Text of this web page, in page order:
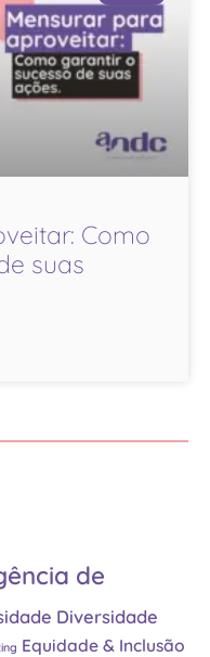
Como
suas
de
Diversidade
Equidade & Inclusão